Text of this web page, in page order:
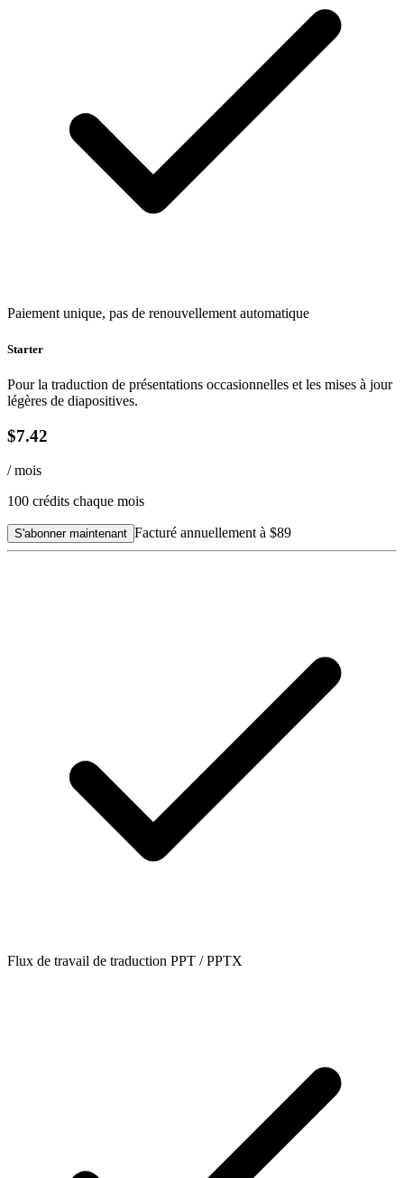
Paiement unique, pas de renouvellement automatique
Starter
Pour la traduction de présentations occasionnelles et les mises à jour
légères de diapositives.
$7.42
/ mois
100 crédits chaque mois
S'abonner maintenant Facturé annuellement à $89
Flux de travail de traduction PPT / PPTX